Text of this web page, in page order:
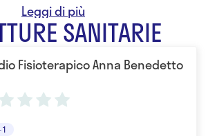
SANITARIE
Fisioterapico Anna Benedetto